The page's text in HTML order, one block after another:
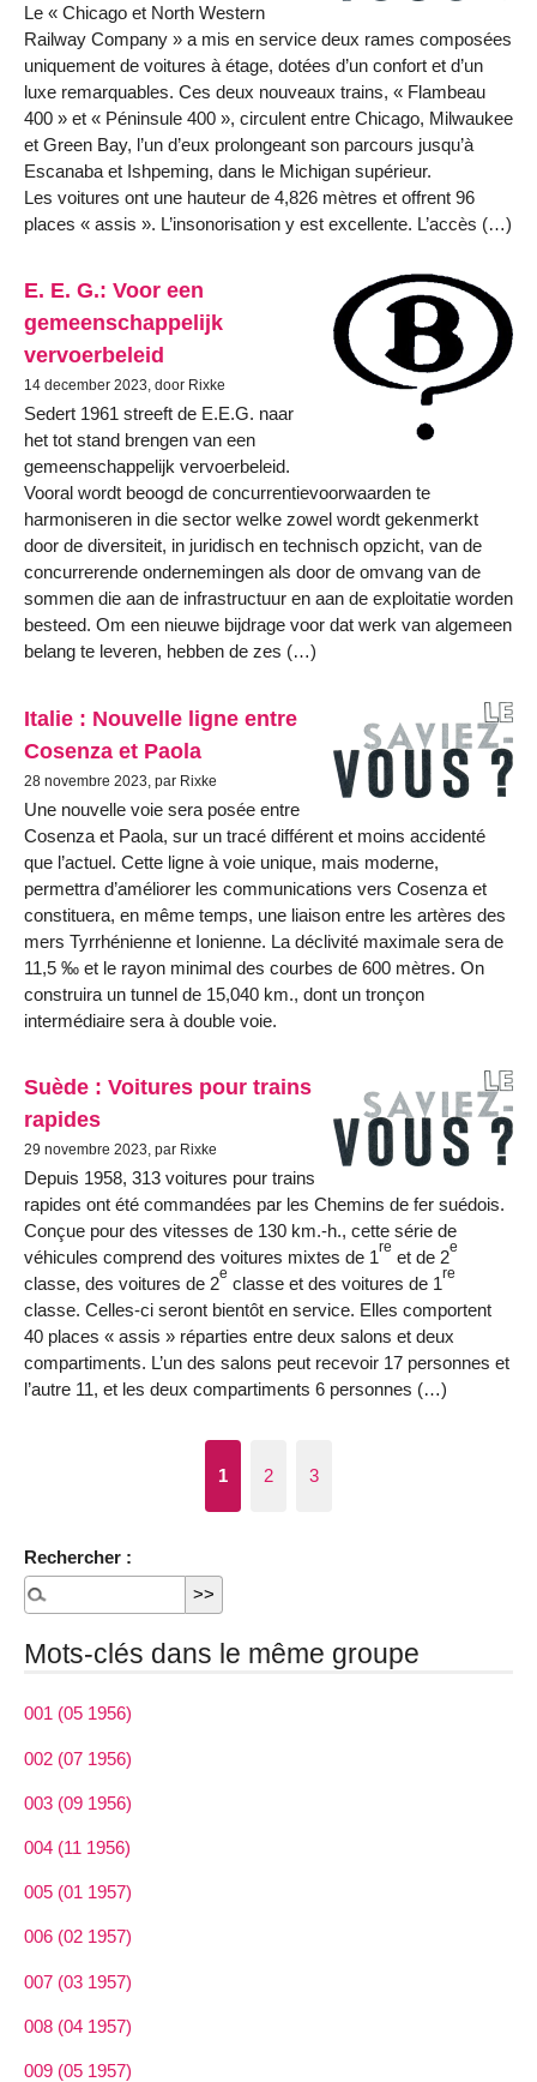
Le « Chicago et North Western
Railway Company » a mis en service deux rames composées
uniquement de voitures à étage, dotées d’un confort et d’un
luxe remarquables. Ces deux nouveaux trains, « Flambeau
400 » et « Péninsule 400 », circulent entre Chicago, Milwaukee
et Green Bay, l’un d’eux prolongeant son parcours jusqu’à
Escanaba et Ishpeming, dans le Michigan supérieur.
Les voitures ont une hauteur de 4,826 mètres et offrent 96
places « assis ». L’insonorisation y est excellente. L’accès (…)
E. E. G.: Voor een
gemeenschappelijk
vervoerbeleid
14 december 2023, door Rixke
Sedert 1961 streeft de E.E.G. naar
het tot stand brengen van een
gemeenschappelijk vervoerbeleid.
Vooral wordt beoogd de concurrentievoorwaarden te
harmoniseren in die sector welke zowel wordt gekenmerkt
door de diversiteit, in juridisch en technisch opzicht, van de
concurrerende ondernemingen als door de omvang van de
sommen die aan de infrastructuur en aan de exploitatie worden
besteed. Om een nieuwe bijdrage voor dat werk van algemeen
belang te leveren, hebben de zes (…)
Italie : Nouvelle ligne entre
Cosenza et Paola
28 novembre 2023, par Rixke
Une nouvelle voie sera posée entre
Cosenza et Paola, sur un tracé différent et moins accidenté
que l’actuel. Cette ligne à voie unique, mais moderne,
permettra d’améliorer les communications vers Cosenza et
constituera, en même temps, une liaison entre les artères des
mers Tyrrhénienne et Ionienne. La déclivité maximale sera de
11,5 ‰ et le rayon minimal des courbes de 600 mètres. On
construira un tunnel de 15,040 km., dont un tronçon
intermédiaire sera à double voie.
Suède : Voitures pour trains
rapides
29 novembre 2023, par Rixke
Depuis 1958, 313 voitures pour trains
rapides ont été commandées par les Chemins de fer suédois.
Conçue pour des vitesses de 130 km.-h., cette série de
véhicules comprend des voitures mixtes de 1re et de 2e
classe, des voitures de 2e classe et des voitures de 1re
classe. Celles-ci seront bientôt en service. Elles comportent
40 places « assis » réparties entre deux salons et deux
compartiments. L’un des salons peut recevoir 17 personnes et
l’autre 11, et les deux compartiments 6 personnes (…)
1 2 3
Rechercher :
Mots-clés dans le même groupe
001 (05 1956)
002 (07 1956)
003 (09 1956)
004 (11 1956)
005 (01 1957)
006 (02 1957)
007 (03 1957)
008 (04 1957)
009 (05 1957)